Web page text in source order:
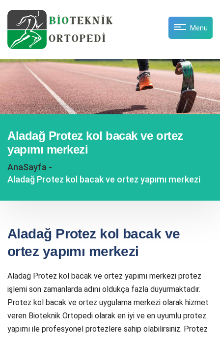
Menu
Aladağ Protez kol bacak ve ortez
yapımı merkezi
AnaSayfa -
Aladağ Protez kol bacak ve ortez yapımı merkezi
Aladağ Protez kol bacak ve
ortez yapımı merkezi
Aladağ Protez kol bacak ve ortez yapımı merkezi protez
işlemi son zamanlarda adını oldukça fazla duyurmaktadır.
Protez kol bacak ve ortez uygulama merkezi olarak hizmet
veren Bioteknik Ortopedi olarak en iyi ve en uyumlu protez
yapımı ile profesyonel protezlere sahip olabilirsiniz. Protez